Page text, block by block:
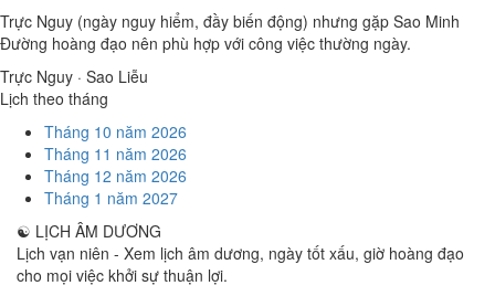
Trực Nguy (ngày nguy hiểm, đầy biến động) nhưng gặp Sao Minh
Đường hoàng đạo nên phù hợp với công việc thường ngày.
Trực Nguy · Sao Liễu
Lịch theo tháng
Tháng 10 năm 2026
Tháng 11 năm 2026
Tháng 12 năm 2026
Tháng 1 năm 2027
☯ LỊCH ÂM DƯƠNG
Lịch vạn niên - Xem lịch âm dương, ngày tốt xấu, giờ hoàng đạo
cho mọi việc khởi sự thuận lợi.